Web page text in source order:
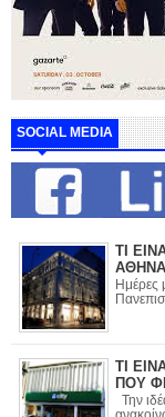
SOCIAL MEDIA
ΤΙ
Ημέρες
ΤΙ
ΠΟΥ
Την